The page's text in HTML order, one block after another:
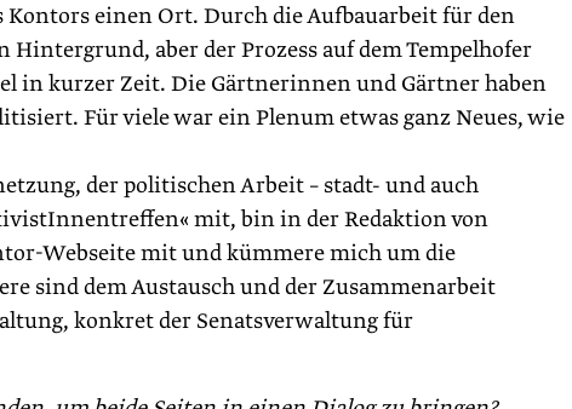
einen Ort. Durch die Aufbauarbeit für den
aber der Prozess auf dem Tempelhofer
in kurzer Zeit. Die Gärtnerinnen und Gärtner haben
Für viele war ein Plenum etwas ganz Neues, wie
der politischen Arbeit – stadt- und auch
mit, bin in der Redaktion von
Webseite mit und kümmere mich um die
sind dem Austausch und der Zusammenarbeit
konkret der Senatsverwaltung für